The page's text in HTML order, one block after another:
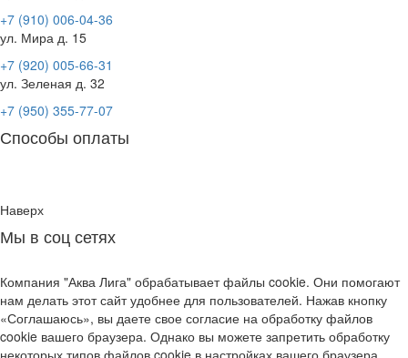
+7 (910) 006-04-36
ул. Мира д. 15
+7 (920) 005-66-31
ул. Зеленая д. 32
+7 (950) 355-77-07
Способы оплаты
Наверх
Мы в соц сетях
Компания "Аква Лига" обрабатывает файлы cookie. Они помогают
нам делать этот сайт удобнее для пользователей. Нажав кнопку
«Соглашаюсь», вы даете свое согласие на обработку файлов
cookie вашего браузера. Однако вы можете запретить обработку